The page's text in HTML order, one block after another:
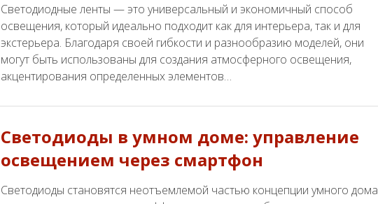
Светодиодные ленты — это универсальный и экономичный способ
освещения, который идеально подходит как для интерьера, так и для
экстерьера. Благодаря своей гибкости и разнообразию моделей, они
могут быть использованы для создания атмосферного освещения,
акцентирования определенных элементов…
Светодиоды в умном доме: управление
освещением через смартфон
Светодиоды становятся неотъемлемой частью концепции умного